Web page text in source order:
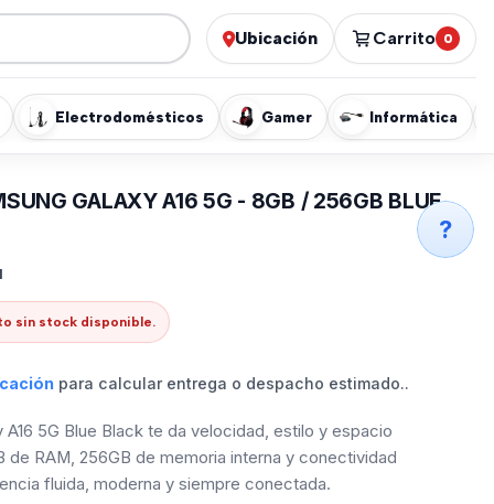
Ubicación Carrito 0
Electrodomésticos Gamer Informática
GALAXY A16 5G - 8GB / 256GB BLUE
sin stock disponible.
para calcular entrega o despacho estimado..
A16 5G Blue Black te da velocidad, estilo y espacio
de RAM, 256GB de memoria interna y conectividad
fluida, moderna y siempre conectada.
?